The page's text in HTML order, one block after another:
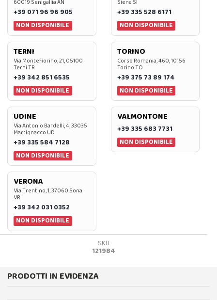
60019 Senigallia AN
+39 071 96 96 905
NON DISPONIBILE
Siena SI
+39 335 528 6171
NON DISPONIBILE
TERNI
Via Montefiorino, 21, 05100
Terni TR
+39 342 851 6535
NON DISPONIBILE
TORINO
Corso Romania, 460, 10156
Torino TO
+39 375 73 89 174
NON DISPONIBILE
UDINE
Via Antonio Bardelli, 4, 33035
Martignacco UD
+39 335 584 7128
NON DISPONIBILE
VALMONTONE
+39 335 683 7731
NON DISPONIBILE
VERONA
Via Trentino, 1, 37060 Sona
VR
+39 342 031 0352
NON DISPONIBILE
SKU
121984
PRODOTTI IN EVIDENZA